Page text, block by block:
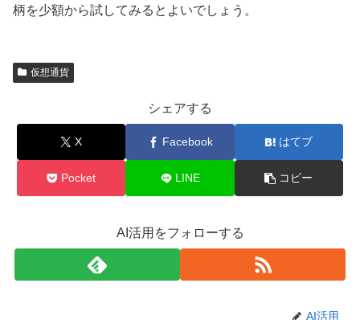
柄を少額から試してみるとよいでしょう。
仮想通貨
シェアする
X Facebook はてブ
Pocket LINE コピー
AI活用をフォローする
AI活用